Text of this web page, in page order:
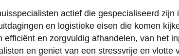
actief die gespecialiseerd
en logistieke eisen die komen
en zorgvuldig afhandelen, van het
en geniet van een stressvrije en vlotte